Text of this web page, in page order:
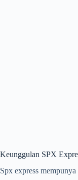
Keunggulan SPX
Spx express